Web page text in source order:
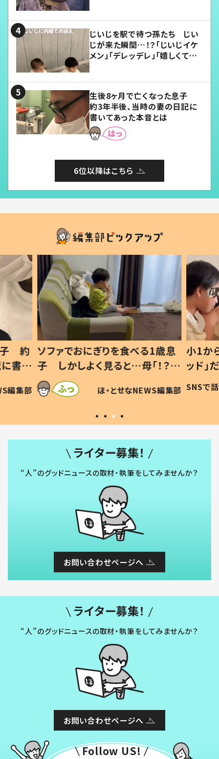
じいじを駅で待つ孫たち じい
じが来た瞬間…！？「じいじイケ
メン」「デレッデレ」「嬉しくて可
生後8ヶ月で亡くなった息子
約3年半後、当時の妻の日記に
書いてあった本音とは
6位以降はこちら
歳息
？」
編集部
小1から不登校、息子は「ギフテ
ッド」だった 父が“ウチ給食”を
作り続ける理由とは #令和の親
#令和の子
SNSで話題 ほ・とせなNEWS編集部
ひ孫
が、抱
「涙
い」
ライター募集！
“人”のグッドニュースの取材・執筆をしてみませんか？
お問い合わせページへ
ライター募集！
“人”のグッドニュースの取材・執筆をしてみませんか？
お問い合わせページへ
Follow US!